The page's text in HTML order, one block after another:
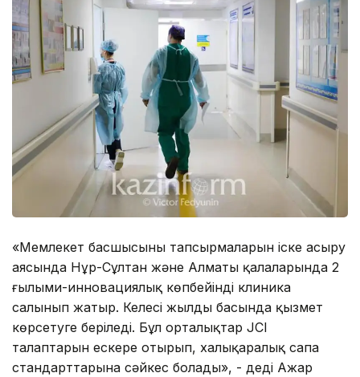
«Мемлекет басшысының тапсырмаларын іске асыру
аясында Нұр-Сұлтан және Алматы қалаларында 2
ғылыми-инновациялық көпбейінді клиника
салынып жатыр. Келесі жылдың басында қызмет
көрсетуге беріледі. Бұл орталықтар JCI
талаптарын ескере отырып, халықаралық сапа
стандарттарына сәйкес болады», - деді Ажар